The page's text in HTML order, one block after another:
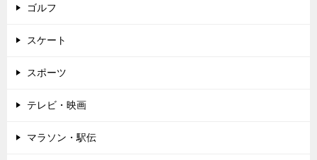
ゴルフ
スケート
スポーツ
テレビ・映画
マラソン・駅伝